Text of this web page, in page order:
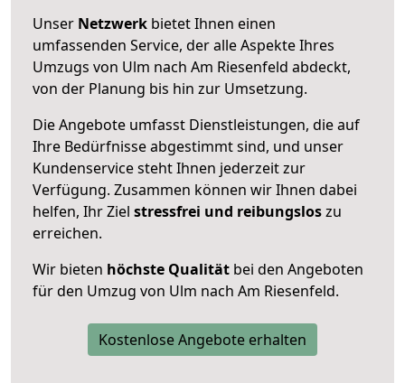
Unser Netzwerk bietet Ihnen einen
umfassenden Service, der alle Aspekte Ihres
Umzugs von Ulm nach Am Riesenfeld abdeckt,
von der Planung bis hin zur Umsetzung.
Die Angebote umfasst Dienstleistungen, die auf
Ihre Bedürfnisse abgestimmt sind, und unser
Kundenservice steht Ihnen jederzeit zur
Verfügung. Zusammen können wir Ihnen dabei
helfen, Ihr Ziel stressfrei und reibungsloszu
erreichen.
Wir bieten höchste Qualität bei den Angeboten
für den Umzug von Ulm nach Am Riesenfeld.
Kostenlose Angebote erhalten